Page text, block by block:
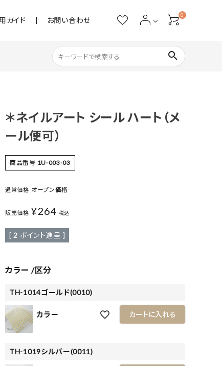
ガイド お問い合わせ
0
ストーン・パール
あると便利
search
＊ネイルアート シール ハート（メ
ール便可）
商品番号 1U-003-03
通常価格 オープン価格
販売価格 ¥264 税込
[ 2 ポイント進呈 ]
カラー 区分
TH-1014ゴールド(0010)
カラー カートに入れる
TH-1019シルバー(0011)